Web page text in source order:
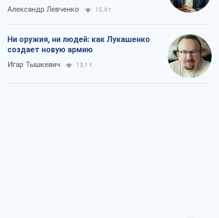
Александр Левченко 15,4 т.
Ни оружия, ни людей: как Лукашенко
создает новую армию
Игар Тышкевич 13,1 т.